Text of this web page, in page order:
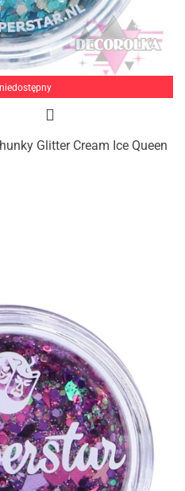
Glitter Cream Ice Queen